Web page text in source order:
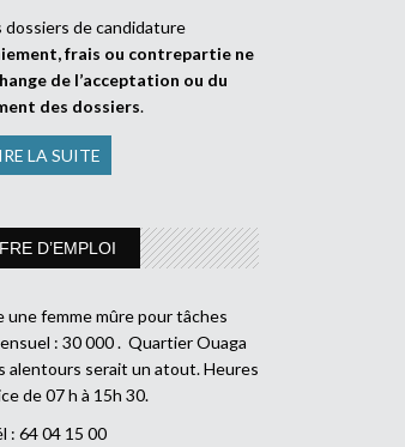
dossiers de candidature
frais ou contrepartie ne
de l’acceptation ou du
des dossiers.
LA SUITE
D’EMPLOI
une femme mûre pour tâches
: 30 000 . Quartier Ouaga
alentours serait un atout. Heures
de 07 h à 15h 30.
: 64 04 15 00